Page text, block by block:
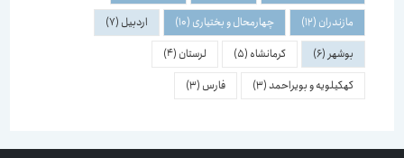
مازندران(12) چهارمحال و بختیاری(10) اردبیل(7)
بوشهر(6) کرمانشاه(5) لرستان(4)
کهکیلویه و بویراحمد(3) فارس(3)